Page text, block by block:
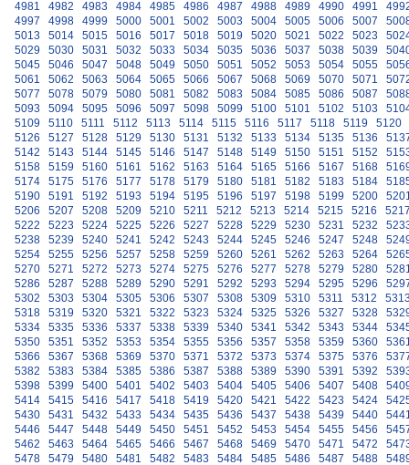
4981 4982 4983 4984 4985 4986 4987 4988 4989 4990 4991
4997
4998 4999 5000 5001 5002 5003 5004 5005 5006 5007
5013
5014 5015 5016 5017 5018 5019 5020 5021 5022 5023
5029
5030 5031 5032 5033 5034 5035 5036 5037 5038 5039
5045
5046 5047 5048 5049 5050 5051 5052 5053 5054 5055
5061
5062 5063 5064 5065 5066 5067 5068 5069 5070 5071
5077
5078 5079 5080 5081 5082 5083 5084 5085 5086 5087
5093
5094 5095 5096 5097 5098 5099 5100 5101 5102 5103
5109
5110 5111 5112 5113 5114 5115 5116 5117 5118 5119
5120
5126
5127 5128 5129 5130 5131 5132 5133 5134 5135 5136
5142
5143 5144 5145 5146 5147 5148 5149 5150 5151 5152
5158
5159 5160 5161 5162 5163 5164 5165 5166 5167 5168
5174
5175 5176 5177 5178 5179 5180 5181 5182 5183 5184
5190
5191 5192 5193 5194 5195 5196 5197 5198 5199 5200
5206
5207 5208 5209 5210 5211 5212 5213 5214 5215 5216
5222
5223 5224 5225 5226 5227 5228 5229 5230 5231 5232
5238
5239 5240 5241 5242 5243 5244 5245 5246 5247 5248
5254
5255 5256 5257 5258 5259 5260 5261 5262 5263 5264
5270
5271 5272 5273 5274 5275 5276 5277 5278 5279 5280
5286
5287 5288 5289 5290 5291 5292 5293 5294 5295 5296
5302
5303 5304 5305 5306 5307 5308 5309 5310 5311 5312
5318
5319 5320 5321 5322 5323 5324 5325 5326 5327 5328
5334
5335 5336 5337 5338 5339 5340 5341 5342 5343 5344
5350
5351 5352 5353 5354 5355 5356 5357 5358 5359 5360
5366
5367 5368 5369 5370 5371 5372 5373 5374 5375 5376
5382
5383 5384 5385 5386 5387 5388 5389 5390 5391 5392
5398
5399 5400 5401 5402 5403 5404 5405 5406 5407 5408
5414
5415 5416 5417 5418 5419 5420 5421 5422 5423 5424
5430
5431 5432 5433 5434 5435 5436 5437 5438 5439 5440
5446
5447 5448 5449 5450 5451 5452 5453 5454 5455 5456
5462
5463 5464 5465 5466 5467 5468 5469 5470 5471 5472
5478
5479 5480 5481 5482 5483 5484 5485 5486 5487 5488